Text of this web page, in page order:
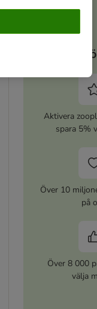
Dina
Aktivera
spara 5%
Över 10
på
Över 8 000
välja